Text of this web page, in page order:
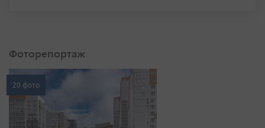
Фоторепортаж
20 фото